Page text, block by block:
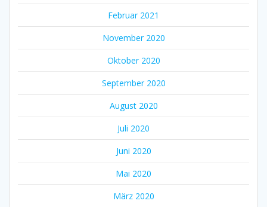
Februar 2021
November 2020
Oktober 2020
September 2020
August 2020
Juli 2020
Juni 2020
Mai 2020
März 2020